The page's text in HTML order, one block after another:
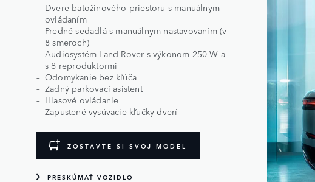
Dvere batožinového priestoru s manuálnym
ovládaním
Predné sedadlá s manuálnym nastavovaním (v
8 smeroch)
Audiosystém Land Rover s výkonom 250 W a
s 8 reproduktormi
Odomykanie bez kľúča
Zadný parkovací asistent
Hlasové ovládanie
Zapustené vysúvacie kľučky dverí
ZOSTAVTE SI SVOJ MODEL
PRESKÚMAŤ VOZIDLO